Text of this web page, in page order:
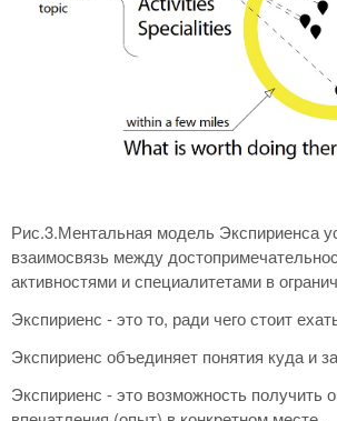
Рис.3.Ментальная модель Экспириенса
взаимосвязь между
активностями и специалитетами в
Экспириенс - это то, ради чего стоит
Экспириенс объединяет понятия куда и
Экспириенс - это возможность получить